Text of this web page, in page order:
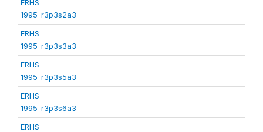
ERHS
1995_r3p3s2a3
ERHS
1995_r3p3s3a3
ERHS
1995_r3p3s5a3
ERHS
1995_r3p3s6a3
ERHS